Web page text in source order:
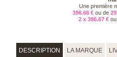
Une première
396.66 € ou de
2 x 396.67 € ou
DESCRIPTION LA MARQUE